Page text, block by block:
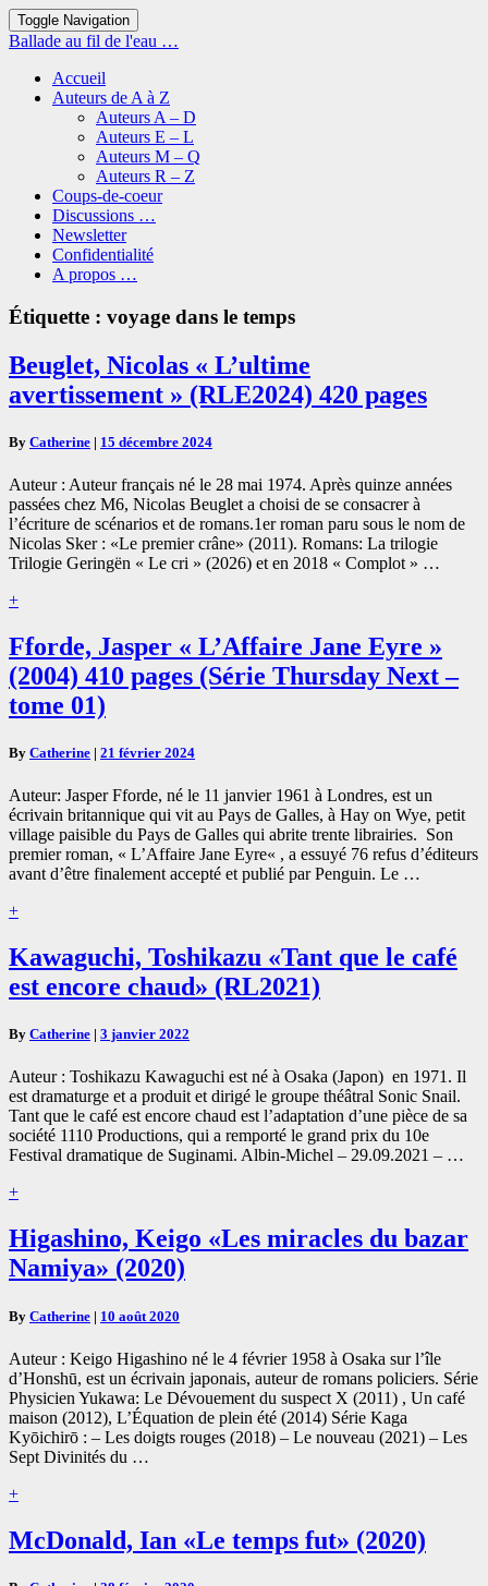
Toggle Navigation
Ballade au fil de l'eau …
Accueil
Auteurs de A à Z
Auteurs A – D
Auteurs E – L
Auteurs M – Q
Auteurs R – Z
Coups-de-coeur
Discussions …
Newsletter
Confidentialité
A propos …
Étiquette : voyage dans le temps
Beuglet,
Nicolas
« L’ultime
(RLE2024)
pages
Beuglet, Nicolas « L’ultime
avertissement » (RLE2024) 420 pages
By Catherine | 15 décembre 2024
Auteur : Auteur français né le 28 mai 1974. Après quinze années
passées chez M6, Nicolas Beuglet a choisi de se consacrer à
l’écriture de scénarios et de romans.1er roman paru sous le nom de
Nicolas Sker : «Le premier crâne» (2011). Romans: La trilogie
Trilogie Geringën « Le cri » (2026) et en 2018 « Complot » …
+Read
Fforde,
Jasper
« L’Affaire
Jane
Eyre »
410
(Série
Thursday
Next
–
tome
Fforde, Jasper « L’Affaire Jane Eyre »
(2004) 410 pages (Série Thursday Next –
tome 01)
By Catherine | 21 février 2024
Auteur: Jasper Fforde, né le 11 janvier 1961 à Londres, est un
écrivain britannique qui vit au Pays de Galles, à Hay on Wye, petit
village paisible du Pays de Galles qui abrite trente librairies. Son
premier roman, « L’Affaire Jane Eyre« , a essuyé 76 refus d’éditeurs
avant d’être finalement accepté et publié par Penguin. Le …
+Read
Kawaguchi,
Toshikazu
«Tant
le
est
encore
chaud»
(RL2021)
Kawaguchi, Toshikazu «Tant que le café
est encore chaud» (RL2021)
By Catherine | 3 janvier 2022
Auteur : Toshikazu Kawaguchi est né à Osaka (Japon) en 1971. Il
est dramaturge et a produit et dirigé le groupe théâtral Sonic Snail.
Tant que le café est encore chaud est l’adaptation d’une pièce de sa
société 1110 Productions, qui a remporté le grand prix du 10e
Festival dramatique de Suginami. Albin-Michel – 29.09.2021 – …
+Read
Higashino,
Keigo
«Les
du
bazar
Namiya»
(2020)
Higashino, Keigo «Les miracles du bazar
Namiya» (2020)
By Catherine | 10 août 2020
Auteur : Keigo Higashino né le 4 février 1958 à Osaka sur l’île
d’Honshū, est un écrivain japonais, auteur de romans policiers. Série
Physicien Yukawa: Le Dévouement du suspect X (2011) , Un café
maison (2012), L’Équation de plein été (2014) Série Kaga
Kyōichirō : – Les doigts rouges (2018) – Le nouveau (2021) – Les
Sept Divinités du …
+Read
McDonald,
Ian
McDonald, Ian «Le temps fut» (2020)